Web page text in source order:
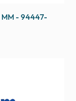
MM - 94447-